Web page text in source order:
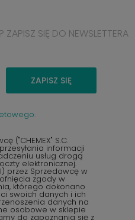
SIĘ DO NEWSLETTERA
ZAPISZ SIĘ
("CHEMEX" S.C.
przesyłania informacji
usług drogą
elektronicznej.
przez Sprzedawcę w
zgody w
którego dokonano
swoich danych i ich
danych na
osobowe w sklepie
do zapoznania się z